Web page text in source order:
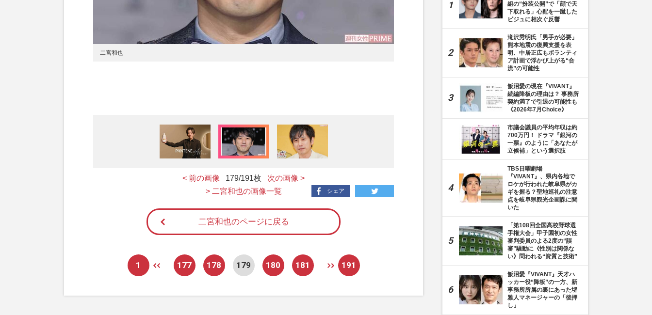
二宮和也
< 前の画像 179/191枚
次の画像 >
> 二宮和也の画像一覧
シェア
二宮和也のページに戻る
1 177 178 179 180 181 191
組の“扮装公開”で「顔で天
下取れる」心配を一蹴した
ビジュに相次ぐ反響
滝沢秀明氏「男手が必要」
熊本地震の復興支援を表
明、中居正広もボランティ
ア計画で浮かび上がる“合
流”の可能性
飯沼愛の現在『VIVANT』
続編降板の理由は？ 事務所
契約満了で引退の可能性も
《2026年7月Choice》
市議会議員の平均年収は約
700万円！ ドラマ『銀河の
一票』のように「あなたが
立候補」という選択肢
TBS日曜劇場
『VIVANT』、県内各地で
ロケが行われた岐阜県がカ
ギを握る？聖地巡礼の注意
点を岐阜県観光企画課に聞
いた
「第108回全国高校野球選
手権大会」甲子園初の女性
審判委員のよる2度の“誤
審”騒動に《性別は関係な
い》問われる“資質と技術”
飯沼愛『VIVANT』天才ハ
ッカー役“降板”の一方、新
事務所所属の裏にあった堺
雅人マネージャーの「後押
し」